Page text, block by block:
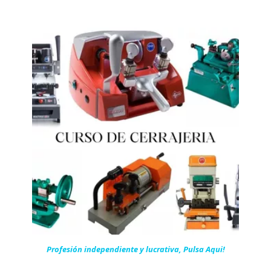
Profesión independiente y lucrativa, Pulsa Aqui!